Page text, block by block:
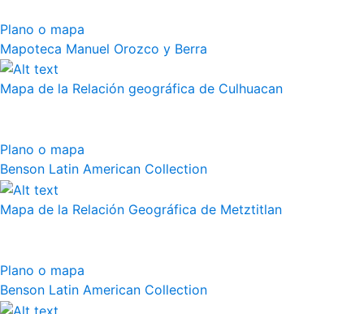
Plano o mapa
Mapoteca Manuel Orozco y Berra
Mapa de la Relación geográfica de Culhuacan
Plano o mapa
Benson Latin American Collection
Mapa de la Relación Geográfica de Metztitlan
Plano o mapa
Benson Latin American Collection